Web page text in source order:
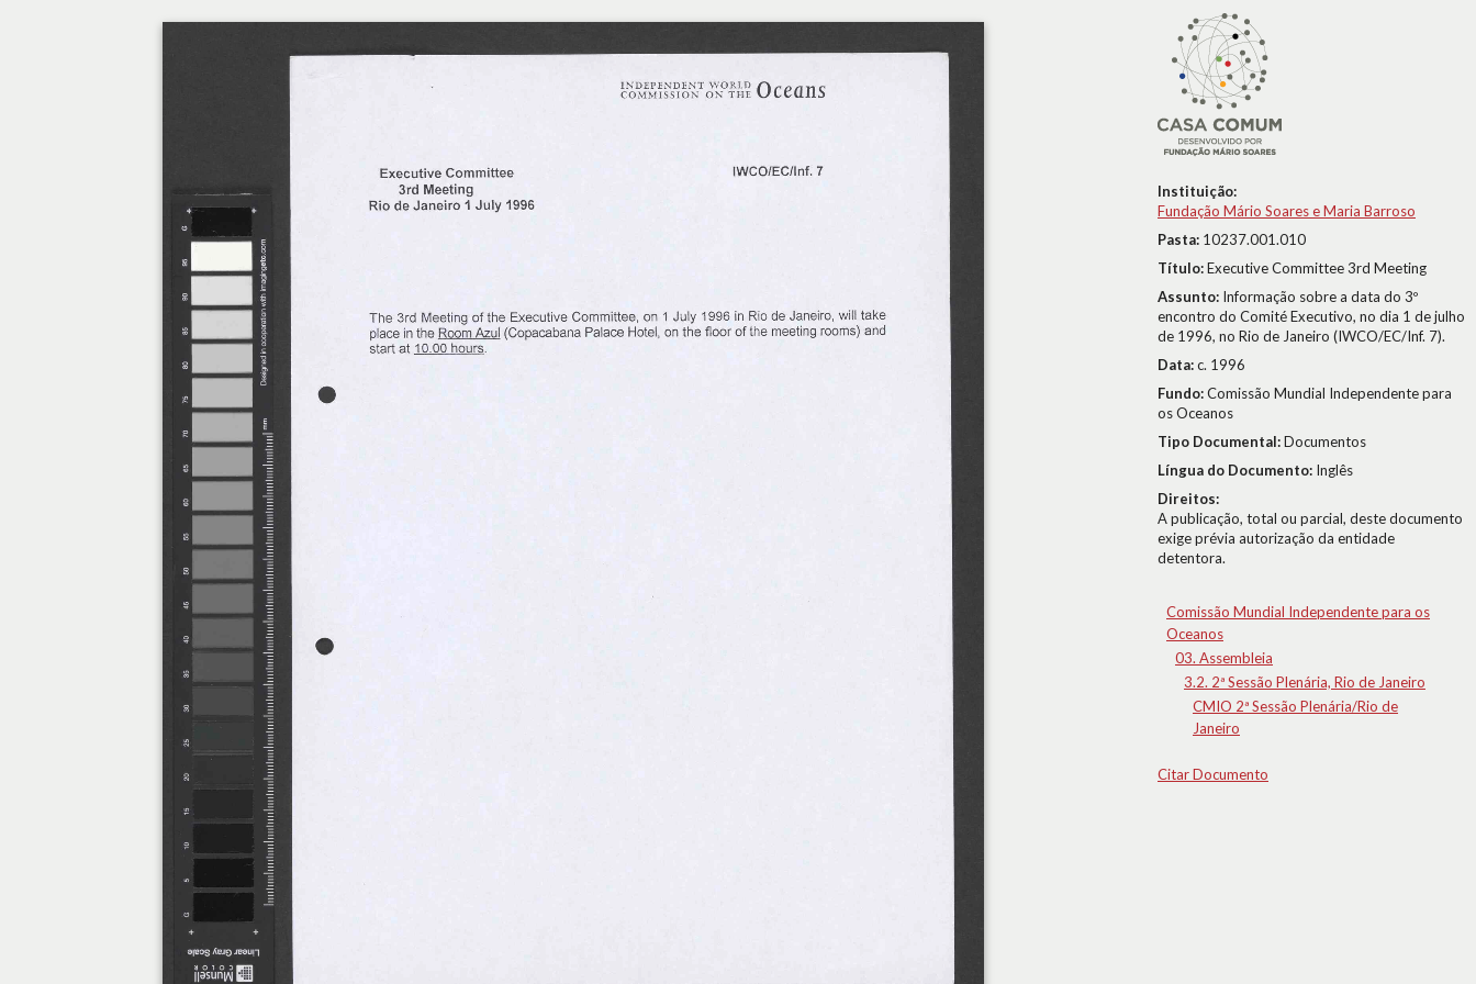
Instituição:
Fundação Mário Soares e Maria Barroso
Pasta: 10237.001.010
Título:Executive Committee 3rd Meeting
Assunto: Informação sobre a data do 3º
encontro do Comité Executivo, no dia 1 de julho
de 1996, no Rio de Janeiro (IWCO/EC/Inf. 7).
Data:c. 1996
Fundo:Comissão Mundial Independente para
os Oceanos
Tipo Documental:Documentos
Língua do Documento: Inglês
Direitos:
A publicação, total ou parcial, deste documento
exige prévia autorização da entidade
detentora.
Comissão Mundial Independente para os
Oceanos
03. Assembleia
3.2. 2ª Sessão Plenária, Rio de Janeiro
CMIO 2ª Sessão Plenária/Rio de
Janeiro
Citar Documento